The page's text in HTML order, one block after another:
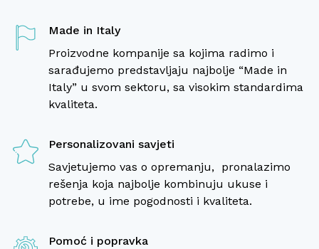
Made in Italy
Proizvodne kompanije sa kojima radimo i
sarađujemo predstavljaju najbolje “Made in
Italy” u svom sektoru, sa visokim standardima
kvaliteta.
Personalizovani savjeti
Savjetujemo vas o opremanju, pronalazimo
rešenja koja najbolje kombinuju ukuse i
potrebe, u ime pogodnosti i kvaliteta.
Pomoć i popravka
Pomogli ste nam kod odabira pravih
opcija za nas i prezadovojni smo
odrađenim. Iz ličnog iskustva, a i iz
informacija kolega koje poznajem
preporučujem svakom ugostitelju
Vaše kompanije i vašim proizvodima.
Naša plaža sada funkcioniše
besprekorno i nemamo brige oko
ispravnosti mobilijara i udobnosti za
naše goste. Ricki Beach je definitivno
bio pravi potez za naš biznis. ”